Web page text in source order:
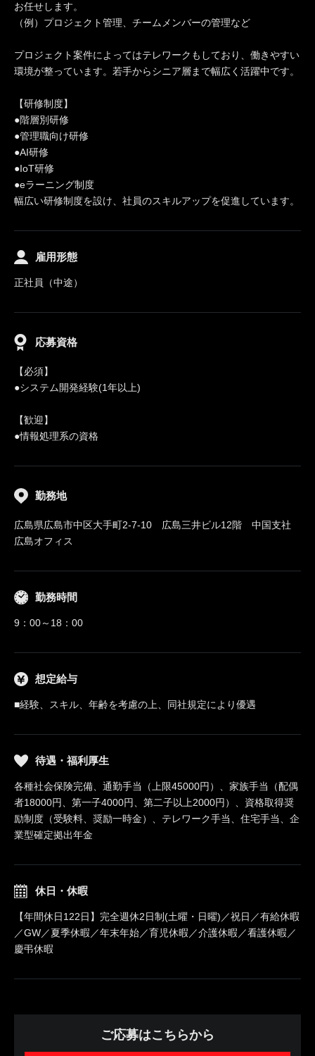
お任せします。
（例）プロジェクト管理、チームメンバーの管理など
プロジェクト案件によってはテレワークもしており、働きやすい
環境が整っています。若手からシニア層まで幅広く活躍中です。
【研修制度】
●階層別研修
●管理職向け研修
●AI研修
●IoT研修
●eラーニング制度
幅広い研修制度を設け、社員のスキルアップを促進しています。
雇用形態
正社員（中途）
応募資格
【必須】
●システム開発経験(1年以上)
【歓迎】
●情報処理系の資格
勤務地
広島県広島市中区大手町2-7-10 広島三井ビル12階 中国支社
広島オフィス
勤務時間
9：00～18：00
想定給与
■経験、スキル、年齢を考慮の上、同社規定により優遇
待遇・福利厚生
各種社会保険完備、通勤手当（上限45000円）、家族手当（配偶
者18000円、第一子4000円、第二子以上2000円）、資格取得奨
励制度（受験料、奨励一時金）、テレワーク手当、住宅手当、企
業型確定拠出年金
休日・休暇
【年間休日122日】完全週休2日制(土曜・日曜)／祝日／有給休暇
／GW／夏季休暇／年末年始／育児休暇／介護休暇／看護休暇／
慶弔休暇
ご応募はこちらから